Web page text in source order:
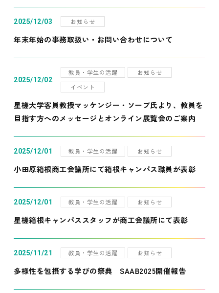
2025/12/03 お知らせ
年末年始の事務取扱い・お問い合わせについて
2025/12/02
教員・学生の活躍
お知らせ
イベント
星槎大学客員教授マッケンジー・ソープ氏より、教員を
目指す方へのメッセージとオンライン展覧会のご案内
2025/12/01 教員・学生の活躍 お知らせ
小田原箱根商工会議所にて箱根キャンパス職員が表彰
2025/12/01 教員・学生の活躍 お知らせ
星槎箱根キャンパススタッフが商工会議所にて表彰
2025/11/21 教員・学生の活躍 お知らせ
多様性を包摂する学びの祭典 SAAB2025開催報告